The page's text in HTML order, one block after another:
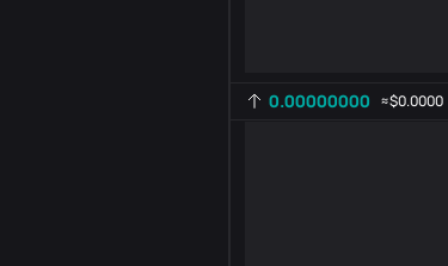
0.00000000 ≈$0.0000